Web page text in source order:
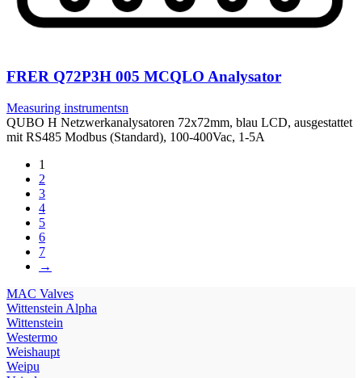
FRER Q72P3H 005 MCQLO Analysator
Measuring instrumentsn
QUBO H Netzwerkanalysatoren 72x72mm, blau LCD, ausgestattet
mit RS485 Modbus (Standard), 100-400Vac, 1-5A
1
2
3
4
5
6
7
→
МAC Valves
Wittenstein Alpha
Wittenstein
Westermo
Weishaupt
Weipu